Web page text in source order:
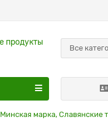
Все
Минская марка, Славянские